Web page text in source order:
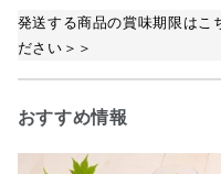
発送する商品の賞味期限はこ
ださい＞＞
おすすめ情報